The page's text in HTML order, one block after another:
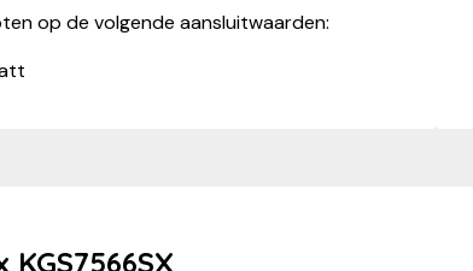
op de volgende aansluitwaarden: